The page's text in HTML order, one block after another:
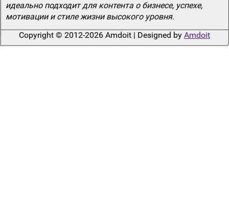
идеально подходит для контента о бизнесе, успехе,
мотивации и стиле жизни высокого уровня.
Copyright © 2012-2026 Amdoit | Designed by Amdoit